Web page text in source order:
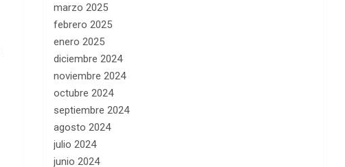
marzo 2025
febrero 2025
enero 2025
diciembre 2024
noviembre 2024
octubre 2024
septiembre 2024
agosto 2024
julio 2024
junio 2024